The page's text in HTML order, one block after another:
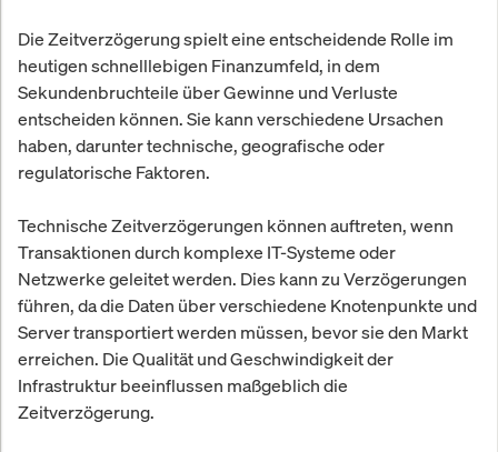
Die Zeitverzögerung spielt eine entscheidende Rolle im
heutigen schnelllebigen Finanzumfeld, in dem
Sekundenbruchteile über Gewinne und Verluste
entscheiden können. Sie kann verschiedene Ursachen
haben, darunter technische, geografische oder
regulatorische Faktoren.
Technische Zeitverzögerungen können auftreten, wenn
Transaktionen durch komplexe IT-Systeme oder
Netzwerke geleitet werden. Dies kann zu Verzögerungen
führen, da die Daten über verschiedene Knotenpunkte und
Server transportiert werden müssen, bevor sie den Markt
erreichen. Die Qualität und Geschwindigkeit der
Infrastruktur beeinflussen maßgeblich die
Zeitverzögerung.